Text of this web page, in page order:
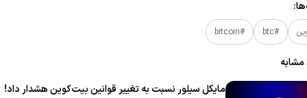
#btc
#bitcoin
مایکل سیلور نسبت به تغییر قوانین بیت‌کوین هشدار داد!